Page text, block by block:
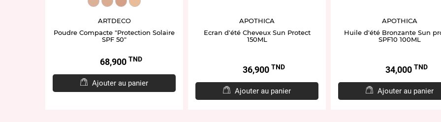
ARTDECO
Poudre Compacte "Protection Solaire
SPF 50"
Prix68,900 TND
Ajouter au panier
APOTHICA
Ecran d'été Cheveux Sun Protect
150ML
Prix36,900 TND
Ajouter au panier
APOTHICA
Huile d'été Bronzante Sun
SPF10 100ML
Prix34,000 TND
Ajouter au panier